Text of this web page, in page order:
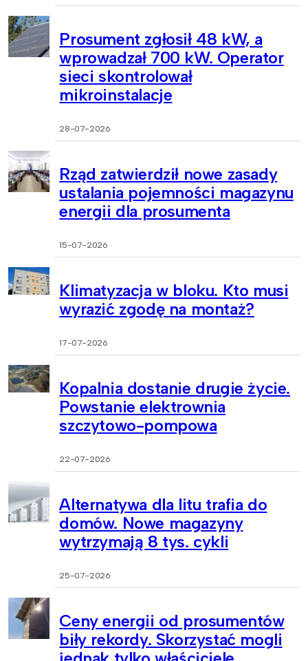
Prosument zgłosił 48 kW, a
wprowadzał 700 kW. Operator
sieci skontrolował
mikroinstalacje
28-07-2026
Rząd zatwierdził nowe zasady
ustalania pojemności magazynu
energii dla prosumenta
15-07-2026
Klimatyzacja w bloku. Kto musi
wyrazić zgodę na montaż?
17-07-2026
Kopalnia dostanie drugie życie.
Powstanie elektrownia
szczytowo-pompowa
22-07-2026
Alternatywa dla litu trafia do
domów. Nowe magazyny
wytrzymają 8 tys. cykli
25-07-2026
Ceny energii od prosumentów
biły rekordy. Skorzystać mogli